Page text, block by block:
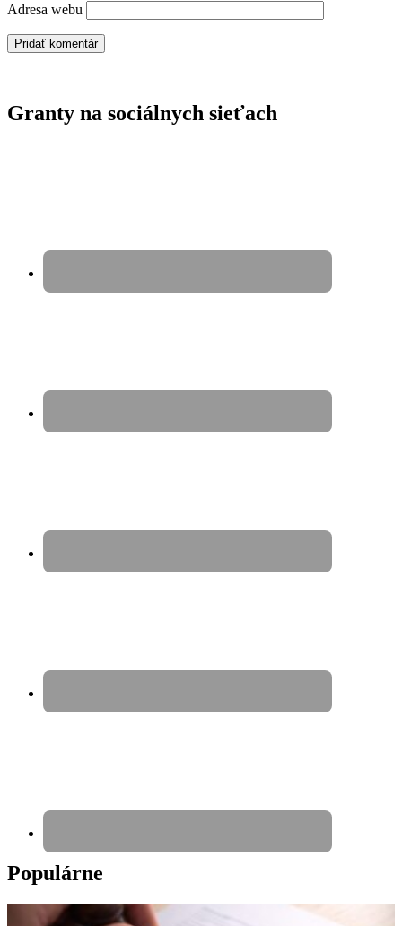
Adresa webu
Granty na sociálnych sieťach
Populárne